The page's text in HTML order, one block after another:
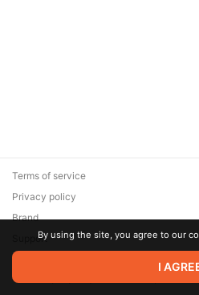
© 2026 Zaya Solutions Limited. All
are the property of their respective
Terms of service
Privacy policy
Brand
SupportBy using the site, you agree to our
I